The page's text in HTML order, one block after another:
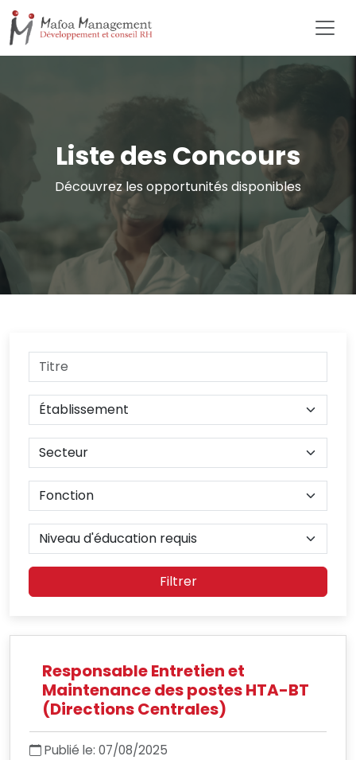
Liste des Concours
Découvrez les opportunités disponibles
Filtrer
Responsable Entretien et
Maintenance des postes HTA-BT
(Directions Centrales)
Publié le: 07/08/2025